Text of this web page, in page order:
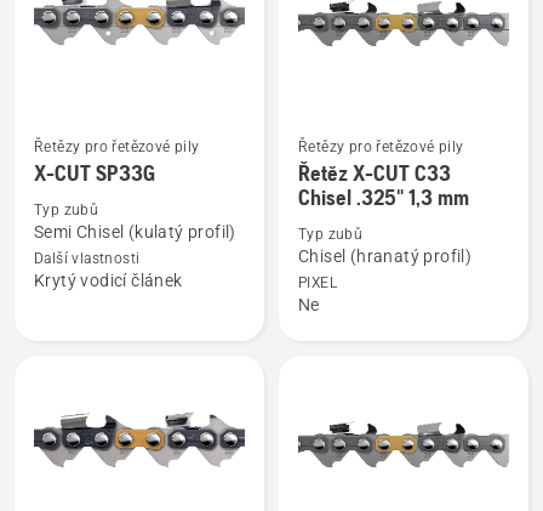
chisel
3/8”
Zobrazit
více
informací
CUT
Řetězy pro řetězové pily
X-CUT SP33G
Typ zubů
Semi Chisel (kulatý profil)
Další vlastnosti
Krytý vodicí článek
Zobrazit
více
informací
Řetěz
1,3
Řetězy pro řetězové pily
Řetěz X-CUT C33
Chisel .325" 1,3 mm
Typ zubů
Chisel (hranatý profil)
PIXEL
Ne